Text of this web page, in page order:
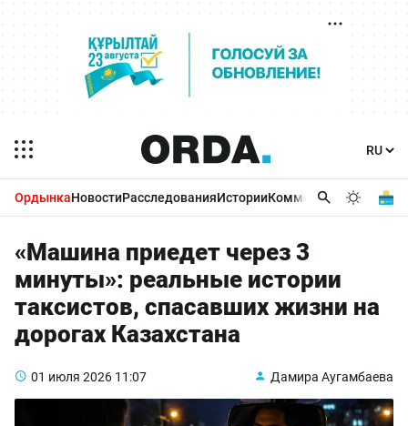
ОрдынкаНовостиРасследованияИсторииКомментарииБизнес
«Машина приедет через 3
минуты»: реальные истории
таксистов, спасавших жизни на
дорогах Казахстана
01 июля 2026 11:07 Дамира Аугамбаева